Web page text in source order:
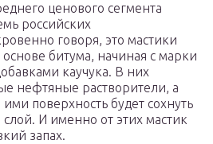
ценового сегмента
российских
говоря, это мастики
основе битума, начиная с марки
каучука. В них
нефтяные растворители, а
поверхность будет сохнуть
И именно от этих мастик
запах.